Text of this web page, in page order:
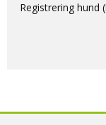
Registrering hund